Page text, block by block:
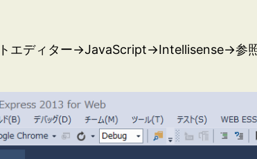
エディター→JavaScript→Intellisense→参